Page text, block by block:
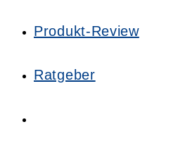
Produkt-Review
Ratgeber